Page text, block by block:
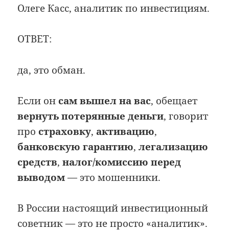
Олеге Касс, аналитик по инвестициям.
ОТВЕТ:
да, это обман.
Если он сам вышел на вас, обещает
вернуть потерянные деньги, говорит
про страховку, активацию,
банковскую гарантию,легализацию
средств,налог/комиссию перед
выводом— это мошенники.
В России настоящий инвестиционный
советник — это не просто «аналитик».